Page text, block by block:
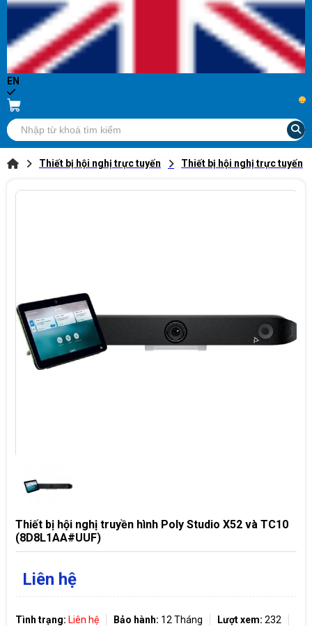
EN
...
Thiết bị hội nghị trực tuyến Thiết bị hội nghị trực tuyến
Thiết bị hội nghị truyền hình Poly Studio X52 và TC10
(8D8L1AA#UUF)
Liên hệ
Tình trạng: Liên hệ Bảo hành: 12 Tháng Lượt xem: 232